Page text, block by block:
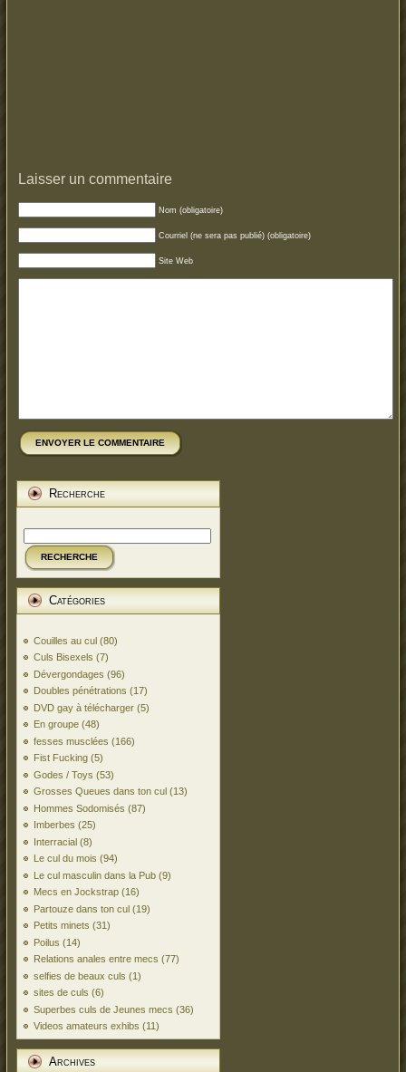
Laisser un commentaire
Nom (obligatoire)
Courriel (ne sera pas publié) (obligatoire)
Site Web
ENVOYER LE COMMENTAIRE
Recherche
RECHERCHE
Catégories
Couilles au cul (80)
Culs Bisexels (7)
Dévergondages (96)
Doubles pénétrations (17)
DVD gay à télécharger (5)
En groupe (48)
fesses musclées (166)
Fist Fucking (5)
Godes / Toys (53)
Grosses Queues dans ton cul (13)
Hommes Sodomisés (87)
Imberbes (25)
Interracial (8)
Le cul du mois (94)
Le cul masculin dans la Pub (9)
Mecs en Jockstrap (16)
Partouze dans ton cul (19)
Petits minets (31)
Poilus (14)
Relations anales entre mecs (77)
selfies de beaux culs (1)
sites de culs (6)
Superbes culs de Jeunes mecs (36)
Videos amateurs exhibs (11)
Archives